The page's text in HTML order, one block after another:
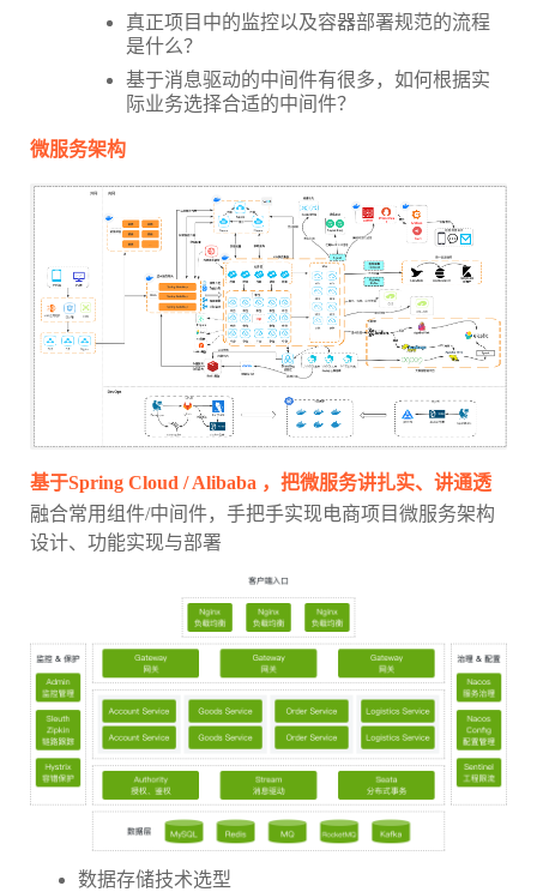
真正项目中的监控以及容器部署规范的流程
是什么？
基于消息驱动的中间件有很多，如何根据实
际业务选择合适的中间件？
微服务架构
基于Spring Cloud / Alibaba ，把微服务讲扎实、讲通透
融合常用组件/中间件，手把手实现电商项目微服务架构
设计、功能实现与部署
数据存储技术选型